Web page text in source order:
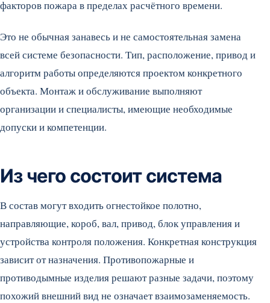
факторов пожара в пределах расчётного времени.
Это не обычная занавесь и не самостоятельная замена
всей системе безопасности. Тип, расположение, привод и
алгоритм работы определяются проектом конкретного
объекта. Монтаж и обслуживание выполняют
организации и специалисты, имеющие необходимые
допуски и компетенции.
Из чего состоит система
В состав могут входить огнестойкое полотно,
направляющие, короб, вал, привод, блок управления и
устройства контроля положения. Конкретная конструкция
зависит от назначения. Противопожарные и
противодымные изделия решают разные задачи, поэтому
похожий внешний вид не означает взаимозаменяемость.